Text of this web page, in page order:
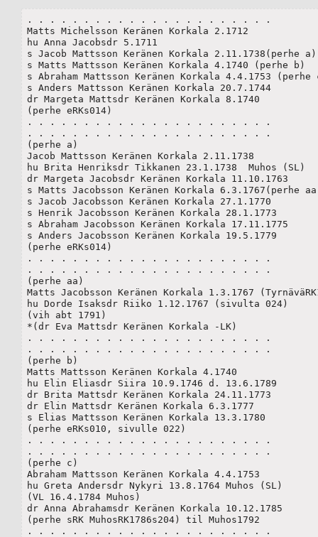
. . . . . . . . . . . . . . . . . . . . . .
Matts Michelsson Keränen Korkala 2.1712
hu Anna Jacobsdr 5.1711
s Jacob Mattsson Keränen Korkala 2.11.1738(perhe a)
s Matts Mattsson Keränen Korkala 4.1740 (perhe b)
s Abraham Mattsson Keränen Korkala 4.4.1753 (perhe
s Anders Mattsson Keränen Korkala 20.7.1744
dr Margeta Mattsdr Keränen Korkala 8.1740
(perhe eRKs014)
. . . . . . . . . . . . . . . . . . . . . .
. . . . . . . . . . . . . . . . . . . . . .
(perhe a)
Jacob Mattsson Keränen Korkala 2.11.1738
hu Brita Henriksdr Tikkanen 23.1.1738  Muhos (SL)
dr Margeta Jacobsdr Keränen Korkala 11.10.1763
s Matts Jacobsson Keränen Korkala 6.3.1767(perhe
s Jacob Jacobsson Keränen Korkala 27.1.1770
s Henrik Jacobsson Keränen Korkala 28.1.1773
s Abraham Jacobsson Keränen Korkala 17.11.1775
s Anders Jacobsson Keränen Korkala 19.5.1779
(perhe eRKs014)
. . . . . . . . . . . . . . . . . . . . . .
. . . . . . . . . . . . . . . . . . . . . .
(perhe aa)
Matts Jacobsson Keränen Korkala 1.3.1767
hu Dorde Isaksdr Riiko 1.12.1767 (sivulta 024)
(vih abt 1791)
*(dr Eva Mattsdr Keränen Korkala -LK)
. . . . . . . . . . . . . . . . . . . . . .
. . . . . . . . . . . . . . . . . . . . . .
(perhe b)
Matts Mattsson Keränen Korkala 4.1740
hu Elin Eliasdr Siira 10.9.1746 d. 13.6.1789
dr Brita Mattsdr Keränen Korkala 24.11.1773
dr Elin Mattsdr Keränen Korkala 6.3.1777
s Elias Mattsson Keränen Korkala 13.3.1780
(perhe eRKs010, sivulle 022)
. . . . . . . . . . . . . . . . . . . . . .
. . . . . . . . . . . . . . . . . . . . . .
(perhe c)
Abraham Mattsson Keränen Korkala 4.4.1753
hu Greta Andersdr Nykyri 13.8.1764 Muhos (SL)
(VL 16.4.1784 Muhos)
dr Anna Abrahamsdr Keränen Korkala 10.12.1785
(perhe sRK MuhosRK1786s204) til Muhos1792
. . . . . . . . . . . . . . . . . . . . . .